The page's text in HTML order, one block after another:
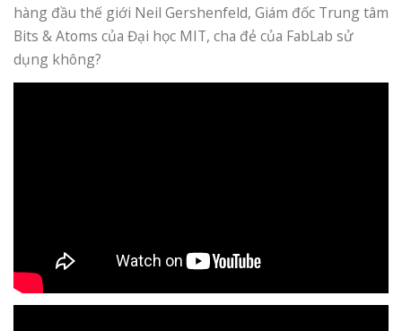
hàng đầu thế giới Neil Gershenfeld, Giám đốc Trung tâm
Bits & Atoms của Đại học MIT, cha đẻ của FabLab sử
dụng không?